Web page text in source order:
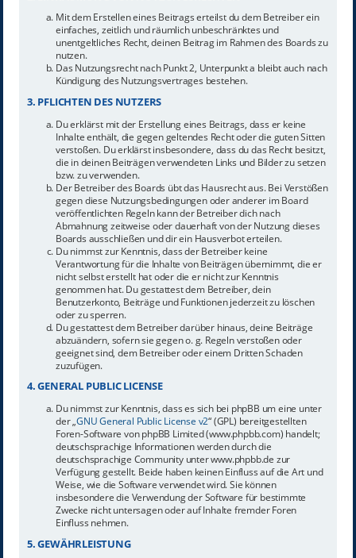
Mit dem Erstellen eines Beitrags erteilst du dem Betreiber ein
einfaches, zeitlich und räumlich unbeschränktes und
unentgeltliches Recht, deinen Beitrag im Rahmen des Boards zu
nutzen.
Das Nutzungsrecht nach Punkt 2, Unterpunkt a bleibt auch nach
Kündigung des Nutzungsvertrages bestehen.
3. PFLICHTEN DES NUTZERS
Du erklärst mit der Erstellung eines Beitrags, dass er keine
Inhalte enthält, die gegen geltendes Recht oder die guten Sitten
verstoßen. Du erklärst insbesondere, dass du das Recht besitzt,
die in deinen Beiträgen verwendeten Links und Bilder zu setzen
bzw. zu verwenden.
Der Betreiber des Boards übt das Hausrecht aus. Bei Verstößen
gegen diese Nutzungsbedingungen oder anderer im Board
veröffentlichten Regeln kann der Betreiber dich nach
Abmahnung zeitweise oder dauerhaft von der Nutzung dieses
Boards ausschließen und dir ein Hausverbot erteilen.
Du nimmst zur Kenntnis, dass der Betreiber keine
Verantwortung für die Inhalte von Beiträgen übernimmt, die er
nicht selbst erstellt hat oder die er nicht zur Kenntnis
genommen hat. Du gestattest dem Betreiber, dein
Benutzerkonto, Beiträge und Funktionen jederzeit zu löschen
oder zu sperren.
Du gestattest dem Betreiber darüber hinaus, deine Beiträge
abzuändern, sofern sie gegen o. g. Regeln verstoßen oder
geeignet sind, dem Betreiber oder einem Dritten Schaden
zuzufügen.
4. GENERAL PUBLIC LICENSE
Du nimmst zur Kenntnis, dass es sich bei phpBB um eine unter
der „GNU General Public License v2“ (GPL) bereitgestellten
Foren-Software von phpBB Limited (www.phpbb.com) handelt;
deutschsprachige Informationen werden durch die
deutschsprachige Community unter www.phpbb.de zur
Verfügung gestellt. Beide haben keinen Einfluss auf die Art und
Weise, wie die Software verwendet wird. Sie können
insbesondere die Verwendung der Software für bestimmte
Zwecke nicht untersagen oder auf Inhalte fremder Foren
Einfluss nehmen.
5. GEWÄHRLEISTUNG